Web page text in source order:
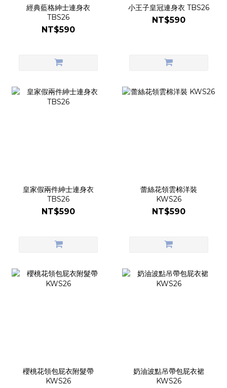
經典藍格紳士連身衣
TBS26
NT$590
小王子皇冠連身衣 TBS26
NT$590
皇家假兩件紳士連身衣
TBS26
NT$590
蕾絲花領雲棉洋裝
KWS26
NT$590
櫻桃花領包屁衣附髮帶
KWS26
奶油波點吊帶包屁衣裙
KWS26